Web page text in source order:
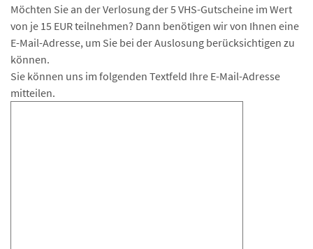
Möchten Sie an der Verlosung der 5 VHS-Gutscheine im Wert
von je 15 EUR teilnehmen? Dann benötigen wir von Ihnen eine
E-Mail-Adresse, um Sie bei der Auslosung berücksichtigen zu
können.
Sie können uns im folgenden Textfeld Ihre E-Mail-Adresse
mitteilen.